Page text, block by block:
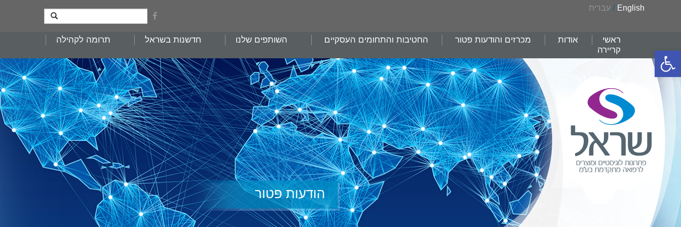
פתח סרגל נגישות
English
/ עברית
ראשי אודות מכרזים והודעות פטור החטיבות והתחומים העסקיים השותפים שלנו חדשנות בשראל
תרומה לקהילה
קריירה
הודעות פטור